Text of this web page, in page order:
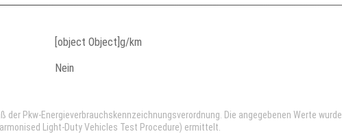
[object Object]g/km
Nein
Pkw-Energieverbrauchskennzeichnungsverordnung. Die angegebenen Werte
Light-Duty Vehicles Test Procedure) ermittelt.